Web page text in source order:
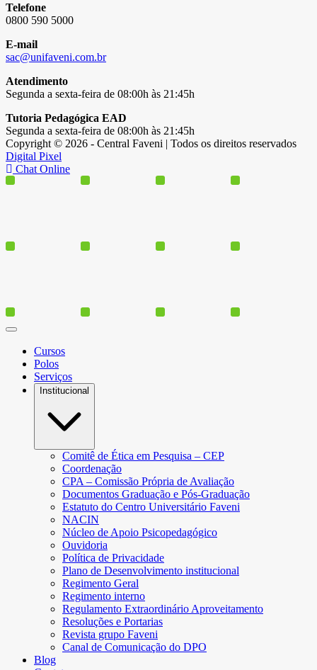
Telefone
0800 590 5000
E-mail
sac@unifaveni.com.br
Atendimento
Segunda a sexta-feira de 08:00h às 21:45h
Tutoria Pedagógica EAD
Segunda a sexta-feira de 08:00h às 21:45h
Copyright © 2026 - Central Faveni | Todos os direitos reservados
Digital Pixel
Chat Online
Cursos
Polos
Serviços
Institucional
Comitê de Ética em Pesquisa – CEP
Coordenação
CPA – Comissão Própria de Avaliação
Documentos Graduação e Pós-Graduação
Estatuto do Centro Universitário Faveni
NACIN
Núcleo de Apoio Psicopedagógico
Ouvidoria
Política de Privacidade
Plano de Desenvolvimento institucional
Regimento Geral
Regimento interno
Regulamento Extraordinário Aproveitamento
Resoluções e Portarias
Revista grupo Faveni
Canal de Comunicação do DPO
Blog